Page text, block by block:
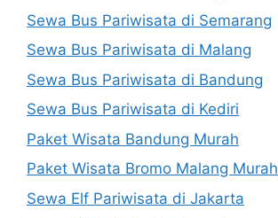
Sewa Bus Pariwisata di Semarang
Sewa Bus Pariwisata di Malang
Sewa Bus Pariwisata di Bandung
Sewa Bus Pariwisata di Kediri
Paket Wisata Bandung Murah
Paket Wisata Bromo Malang Murah
Sewa Elf Pariwisata di Jakarta